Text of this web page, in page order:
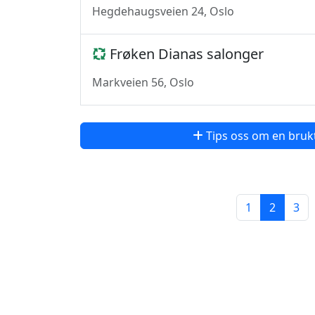
Hegdehaugsveien 24, Oslo
Frøken Dianas salonger
Markveien 56, Oslo
Tips oss om en
1 2 3